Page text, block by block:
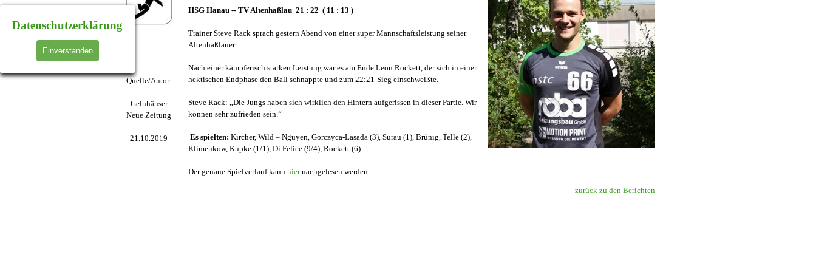
Datenschutzerklärung
Einverstanden
Quelle/Autor:
Gelnhäuser
Neue Zeitung
21.10.2019
HSG Hanau -- TV Altenhaßlau 21 : 22 ( 11 : 13 )
Trainer Steve Rack sprach gestern Abend von einer super Mannschaftsleistung seiner
Altenhaßlauer.
Nach einer kämpferisch starken Leistung war es am Ende Leon Rockett, der sich in einer
hektischen Endphase den Ball schnappte und zum 22:21-Sieg einschweißte.
Steve Rack: „Die Jungs haben sich wirklich den Hintern aufgerissen in dieser Partie. Wir
können sehr zufrieden sein.“
Es spielten: Kircher, Wild –Nguyen, Gorczyca-Lasada (3), Surau (1), Brünig, Telle (2),
Klimenkow, Kupke (1/1), Di Felice (9/4), Rockett (6).
Der genaue Spielverlauf kann hiernachgelesen werden
zurück zu den Berichten